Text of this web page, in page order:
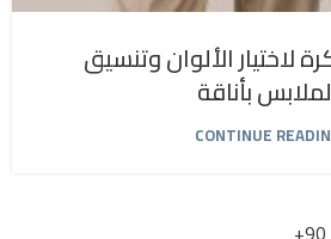
لاختيار الألوان وتنسيق
بأناقة
CONTINUE